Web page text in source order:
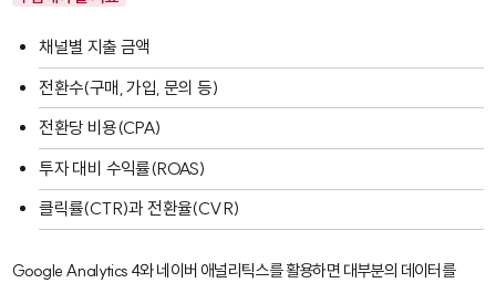
채널별 지출 금액
전환수(구매, 가입, 문의 등)
전환당 비용(CPA)
투자 대비 수익률(ROAS)
클릭률(CTR)과 전환율(CVR)
Google Analytics 4와네이버 애널리틱스를 활용하면 대부분의 데이터를